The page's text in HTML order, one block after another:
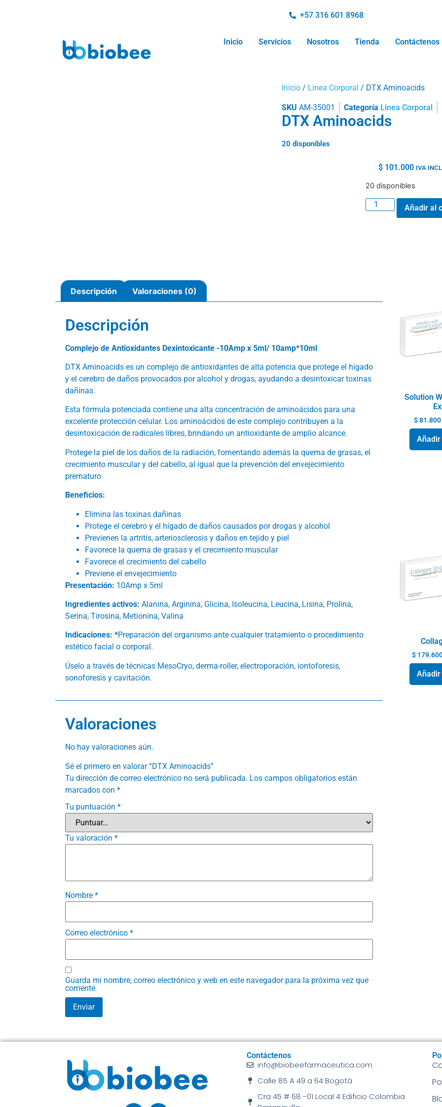
+57 316 601 8968
Inicio Servicios Nosotros Tienda Contáctenos
Inicio / Linea Corporal / DTX Aminoacids
SKUAM-35001 Categoría Linea Corporal
DTX Aminoacids
20 disponibles
$101.000 IVA
20 disponibles
Añadir al
Descripción Valoraciones (0)
Descripción
Complejo de Antioxidantes Dexintoxicante -10Amp x 5ml/ 10amp*10ml
DTX Aminoacids es un complejo de antioxidantes de alta potencia que protege el hígado
y el cerebro de daños provocados por alcohol y drogas, ayudando a desintoxicar toxinas
dañinas.
Esta fórmula potenciada contiene una alta concentración de aminoácidos para una
excelente protección celular. Los aminoácidos de este complejo contribuyen a la
desintoxicación de radicales libres, brindando un antioxidante de amplio alcance.
Protege la piel de los daños de la radiación, fomentando además la quema de grasas, el
crecimiento muscular y del cabello, al igual que la prevención del envejecimiento
prematuro.
Beneficios:
Elimina las toxinas dañinas
Protege el cerebro y el hígado de daños causados por drogas y alcohol
Previenen la artritis, arteriosclerosis y daños en tejido y piel
Favorece la quema de grasas y el crecimiento muscular
Favorece el crecimiento del cabello
Previene el envejecimiento
Presentación: 10Amp x 5ml
Ingredientes activos: Alanina, Arginina, Glicina, Isoleucina, Leucina, Lisina, Prolina,
Serina, Tirosina, Metionina, Valina
Indicaciones: *Preparación del organismo ante cualquier tratamiento o procedimiento
estético facial o corporal.
Úselo a través de técnicas MesoCryo, derma-roller, electroporación, iontoforesis,
sonoforesis y cavitación.
Valoraciones
No hay valoraciones aún.
Sé el primero en valorar “DTX Aminoacids”
Tu dirección de correo electrónico no será publicada. Los campos obligatorios están
marcados con *
Tu puntuación *
Tu valoración *
Nombre *
Correo electrónico *
Guarda mi nombre, correo electrónico y web en este navegador para la próxima vez que
comente.
Solution
$81.800
$
Contáctenos
info@biobeefarmaceutica.com
Calle 85 A 49 a 64 Bogotá
Cra 45 # 68 -01 Local 4 Edificio Colombia